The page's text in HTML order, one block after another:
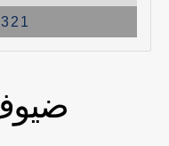
1
2
3